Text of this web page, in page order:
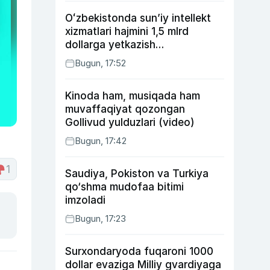
1
Oʻzbekistonda sunʼiy intellekt
xizmatlari hajmini 1,5 mlrd
dollarga yetkazish
rejalashtirilmoqda
Bugun, 17:52
Kinoda ham, musiqada ham
muvaffaqiyat qozongan
Gollivud yulduzlari (video)
Bugun, 17:42
Saudiya, Pokiston va Turkiya
qo‘shma mudofaa bitimi
imzoladi
Bugun, 17:23
Surxondaryoda fuqaroni 1000
dollar evaziga Milliy gvardiyaga